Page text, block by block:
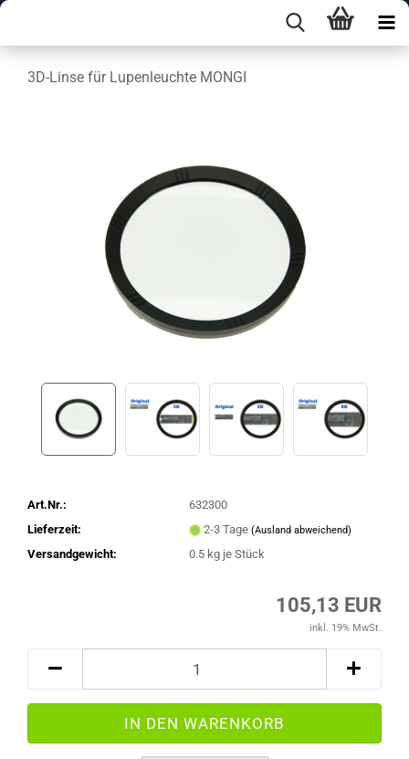
3D-Linse für Lupenleuchte MONGI
Art.Nr.:
632300
Lieferzeit:
2-3 Tage (Ausland abweichend)
Versandgewicht: 0.5kg je Stück
105,13 EUR
inkl. 19% MwSt.